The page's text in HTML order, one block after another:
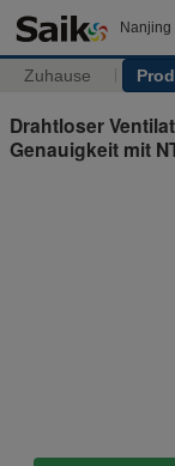
Nanjing
Zuhause
Drahtloser
Genauigkeit mit